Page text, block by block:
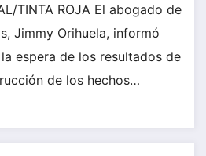
TINTA ROJA El abogado de
Jimmy Orihuela, informó
espera de los resultados de
de los hechos…